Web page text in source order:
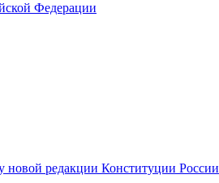
Федерации
редакции Конституции России